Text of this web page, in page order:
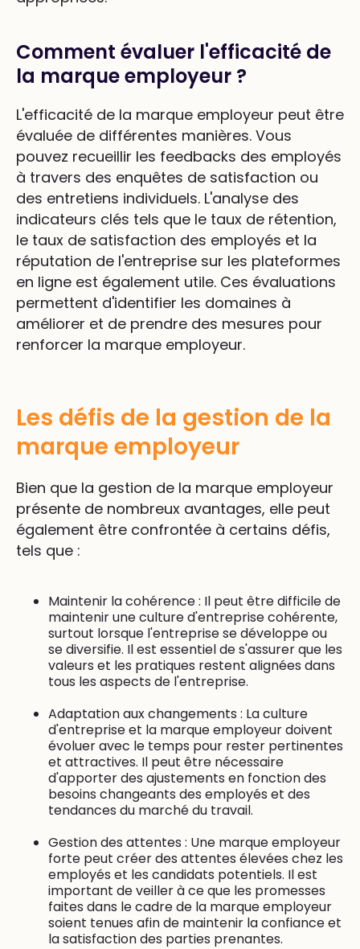
Comment évaluer l'efficacité de
la marque employeur ?
L'efficacité de la marque employeur peut être
évaluée de différentes manières. Vous
pouvez recueillir les feedbacks des employés
à travers des enquêtes de satisfaction ou
des entretiens individuels. L'analyse des
indicateurs clés tels que le taux de rétention,
le taux de satisfaction des employés et la
réputation de l'entreprise sur les plateformes
en ligne est également utile. Ces évaluations
permettent d'identifier les domaines à
améliorer et de prendre des mesures pour
renforcer la marque employeur.
Les défis de la gestion de la
marque employeur
Bien que la gestion de la marque employeur
présente de nombreux avantages, elle peut
également être confrontée à certains défis,
tels que :
Maintenir la cohérence : Il peut être difficile de
maintenir une culture d'entreprise cohérente,
surtout lorsque l'entreprise se développe ou
se diversifie. Il est essentiel de s'assurer que les
valeurs et les pratiques restent alignées dans
tous les aspects de l'entreprise.
Adaptation aux changements : La culture
d'entreprise et la marque employeur doivent
évoluer avec le temps pour rester pertinentes
et attractives. Il peut être nécessaire
d'apporter des ajustements en fonction des
besoins changeants des employés et des
tendances du marché du travail.
Gestion des attentes : Une marque employeur
forte peut créer des attentes élevées chez les
employés et les candidats potentiels. Il est
important de veiller à ce que les promesses
faites dans le cadre de la marque employeur
soient tenues afin de maintenir la confiance et
la satisfaction des parties prenantes.